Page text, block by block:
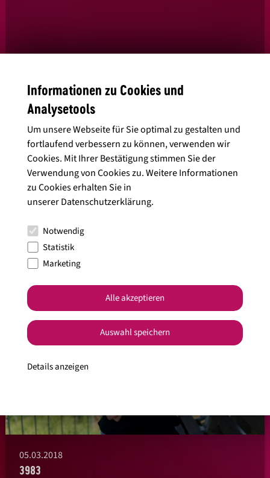
Ja, ich habe die
Alle Artikel anzeigen
05.03.2018
3983
Informationen zu Cookies und
Analysetools
Um unsere Webseite für Sie optimal zu gestalten und
fortlaufend verbessern zu können, verwenden wir
Cookies. Mit Ihrer Bestätigung stimmen Sie der
Verwendung von Cookies zu. Weitere Informationen
zu Cookies erhalten Sie in
unsererDatenschutzerklärung.
Notwendig
Statistik
Marketing
Details anzeigen
Auswahl speichern
Alle akzeptieren